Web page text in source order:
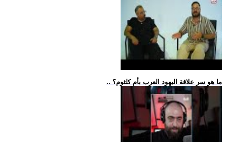
.. ما هو سر علاقة اليهود العرب بأم كلثوم؟